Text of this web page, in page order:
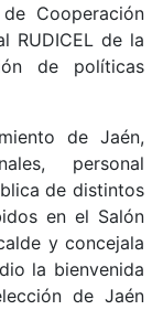
Cooperación
RUDICEL de la
de políticas
de Jaén,
personal
de distintos
en el Salón
y concejala
la bienvenida
de Jaén